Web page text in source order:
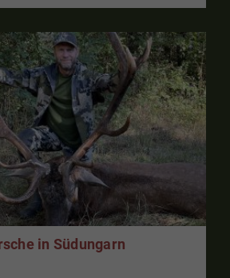
in Südungarn